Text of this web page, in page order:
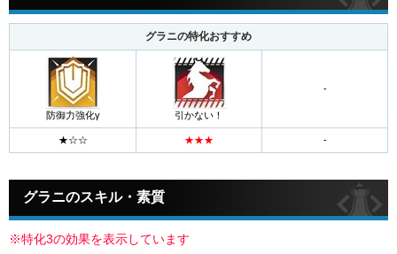
グラニの特化おすすめ
防御力強化γ 引かない！
-
グラニのスキル・素質
※特化3の効果を表示しています